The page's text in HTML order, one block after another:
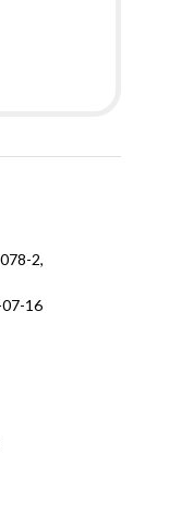
A może to
w
że zaczęłam
jak
ale przede
2,
16